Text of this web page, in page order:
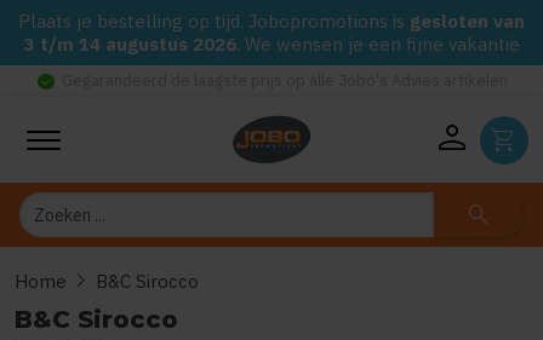
Plaats je bestelling op tijd. Jobopromotions is gesloten van
3 t/m 14 augustus 2026. We wensen je een fijne vakantie
check_circle
person shopping_cart
Zoeken search
Home chevron_right B&C Sirocco
B&C Sirocco